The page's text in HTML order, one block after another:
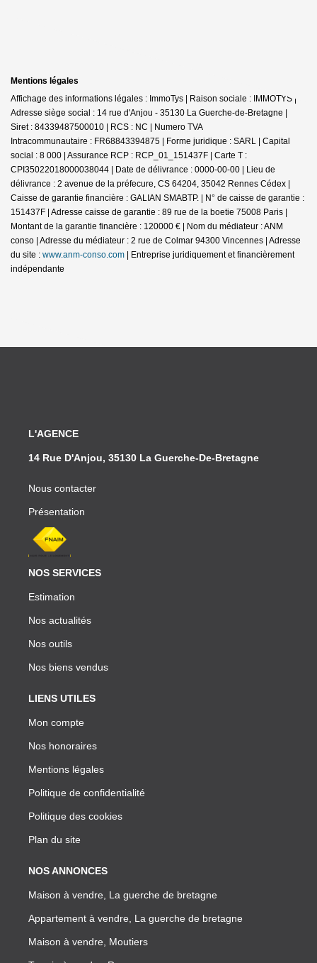
Mentions légales
Affichage des informations légales : ImmoTys | Raison sociale : IMMOTYS |
Adresse siège social : 14 rue d'Anjou - 35130 La Guerche-de-Bretagne |
Siret : 84339487500010 | RCS : NC | Numero TVA
Intracommunautaire : FR68843394875 | Forme juridique : SARL | Capital
social : 8 000 | Assurance RCP : RCP_01_151437F | Carte T :
CPI35022018000038044 | Date de délivrance : 0000-00-00 | Lieu de
délivrance : 2 avenue de la préfecure, CS 64204, 35042 Rennes Cédex |
Caisse de garantie financière : GALIAN SMABTP. | N° de caisse de garantie :
151437F | Adresse caisse de garantie : 89 rue de la boetie 75008 Paris |
Montant de la garantie financière : 120000 € | Nom du médiateur : ANM
conso | Adresse du médiateur : 2 rue de Colmar 94300 Vincennes | Adresse
du site : www.anm-conso.com | Entreprise juridiquement et financièrement
indépendante
L'AGENCE
14 Rue D'Anjou, 35130 La Guerche-De-Bretagne
Nous contacter
Présentation
NOS SERVICES
Estimation
Nos actualités
Nos outils
Nos biens vendus
LIENS UTILES
Mon compte
Nos honoraires
Mentions légales
Politique de confidentialité
Politique des cookies
Plan du site
NOS ANNONCES
Maison à vendre, La guerche de bretagne
Appartement à vendre, La guerche de bretagne
Maison à vendre, Moutiers